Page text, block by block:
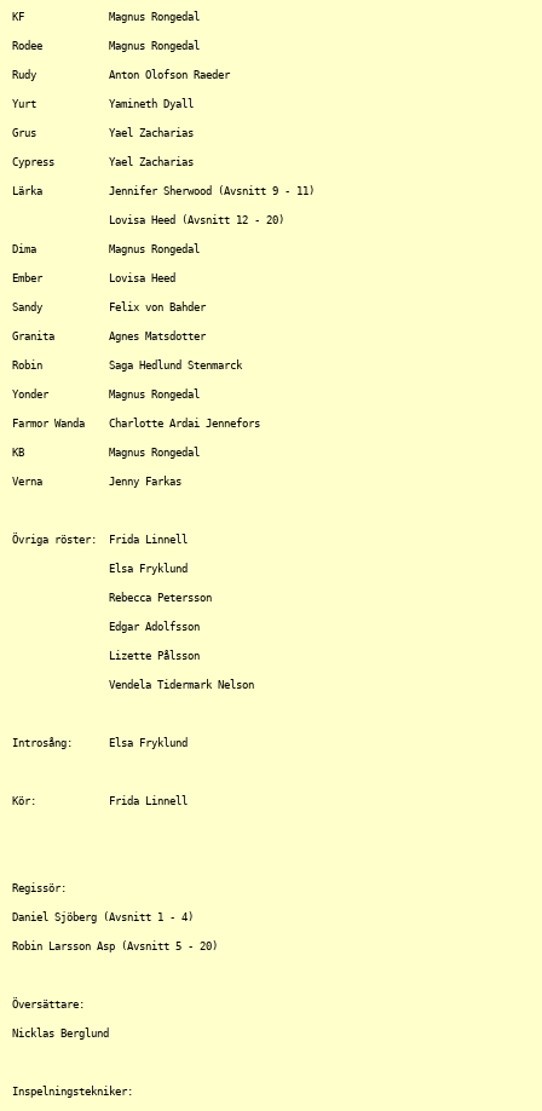
KF		Magnus Rongedal
Rodee		Magnus Rongedal
Rudy		Anton Olofson Raeder
Yurt		Yamineth Dyall
Grus		Yael Zacharias
Cypress		Yael Zacharias
Lärka		Jennifer Sherwood (Avsnitt 9 - 11)
Dima		Magnus Rongedal
Ember		Lovisa Heed
Sandy		Felix von Bahder
Granita		Agnes Matsdotter
Robin		Saga Hedlund Stenmarck
Yonder		Magnus Rongedal
Farmor Wanda	Charlotte Ardai Jennefors
KB		Magnus Rongedal
Verna		Jenny Farkas
Övriga röster:	Frida Linnell
Introsång:	Elsa Fryklund
Kör:		Frida Linnell
Regissör:
Daniel Sjöberg (Avsnitt 1 - 4)
Robin Larsson Asp (Avsnitt 5 - 20)
Översättare:
Nicklas Berglund
Inspelningstekniker: